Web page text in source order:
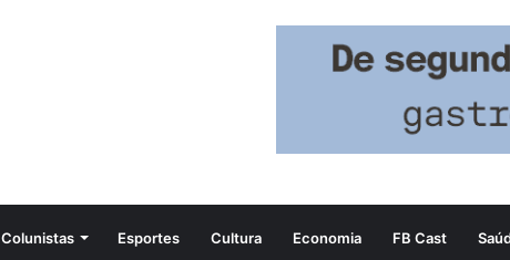
Colunistas Esportes Cultura Economia FB Cast